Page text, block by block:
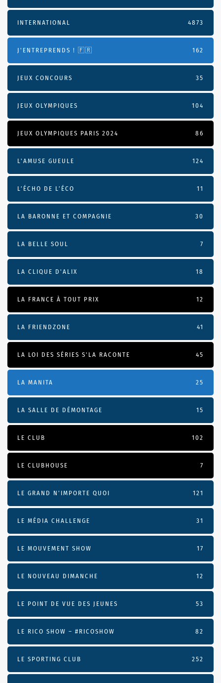
INTERNATIONAL 4873
J'ENTREPRENDS ! 🇫🇷 162
JEUX CONCOURS 35
JEUX OLYMPIQUES 104
JEUX OLYMPIQUES PARIS 2024 86
L'AMUSE GUEULE 124
L’ÉCHO DE L’ÉCO 11
LA BARONNE ET COMPAGNIE 30
LA BELLE SOUL 7
LA CLIQUE D'ALIX 18
LA FRANCE À TOUT PRIX 12
LA FRIENDZONE 41
LA LOI DES SÉRIES S'LA RACONTE 45
LA MANITA 25
LA SALLE DE DÉMONTAGE 15
LE CLUB 102
LE CLUBHOUSE 7
LE GRAND N’IMPORTE QUOI 121
LE MÉDIA CHALLENGE 31
LE MOUVEMENT SHOW 17
LE NOUVEAU DIMANCHE 12
LE POINT DE VUE DES JEUNES 53
LE RICO SHOW – #RICOSHOW 82
LE SPORTING CLUB 252